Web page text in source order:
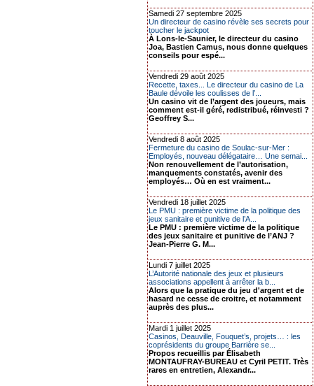
Samedi 27 septembre 2025
Un directeur de casino révèle ses secrets pour
toucher le jackpot
À Lons-le-Saunier, le directeur du casino
Joa, Bastien Camus, nous donne quelques
conseils pour espé...
Vendredi 29 août 2025
Recette, taxes... Le directeur du casino de La
Baule dévoile les coulisses de l’...
Un casino vit de l’argent des joueurs, mais
comment est-il géré, redistribué, réinvesti ?
Geoffrey S...
Vendredi 8 août 2025
Fermeture du casino de Soulac-sur-Mer :
Employés, nouveau délégataire… Une semai...
Non renouvellement de l’autorisation,
manquements constatés, avenir des
employés… Où en est vraiment...
Vendredi 18 juillet 2025
Le PMU : première victime de la politique des
jeux sanitaire et punitive de l’A...
Le PMU : première victime de la politique
des jeux sanitaire et punitive de l’ANJ ?
Jean-Pierre G. M...
Lundi 7 juillet 2025
L’Autorité nationale des jeux et plusieurs
associations appellent à arrêter la b...
Alors que la pratique du jeu d'argent et de
hasard ne cesse de croitre, et notamment
auprès des plus...
Mardi 1 juillet 2025
Casinos, Deauville, Fouquet’s, projets… : les
coprésidents du groupe Barrière se...
Propos recueillis par Élisabeth
MONTAUFRAY-BUREAU et Cyril PETIT. Très
rares en entretien, Alexandr...